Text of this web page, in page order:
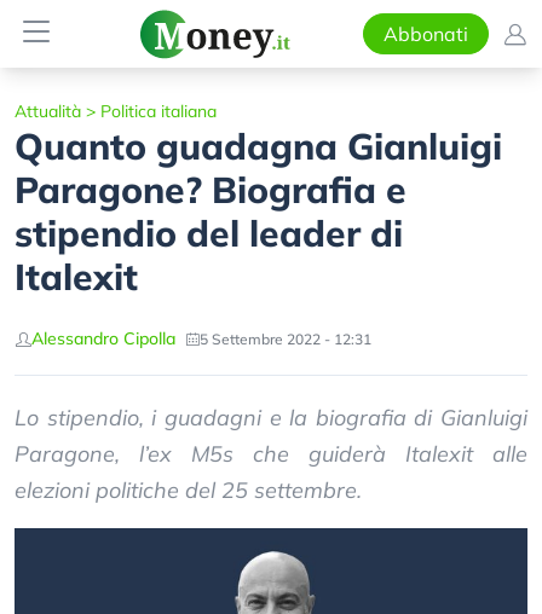
Abbonati
Attualità > Politica italiana
Quanto guadagna Gianluigi
Paragone? Biografia e
stipendio del leader di
Italexit
Alessandro Cipolla 5 Settembre 2022 - 12:31
Lo stipendio, i guadagni e la biografia di Gianluigi
Paragone, l’ex M5s che guiderà Italexit alle
elezioni politiche del 25 settembre.